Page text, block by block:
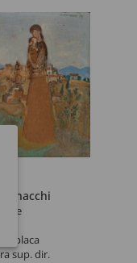
placa
sup. dir.